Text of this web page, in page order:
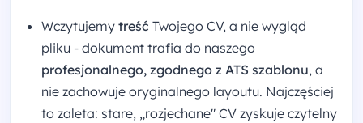
Wczytujemy treść Twojego CV, a nie wygląd
pliku - dokument trafia do naszego
profesjonalnego, zgodnego z ATS szablonu, a
nie zachowuje oryginalnego layoutu. Najczęściej
to zaleta: stare, „rozjechane" CV zyskuje czytelny